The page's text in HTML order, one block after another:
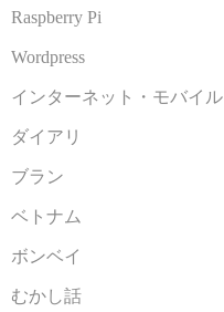
Raspberry Pi
Wordpress
インターネット・モバイル
ダイアリ
ブラン
ベトナム
ボンベイ
むかし話